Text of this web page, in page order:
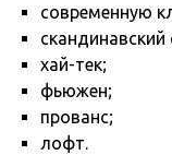
современную
скандинавский
хай-тек;
фьюжен;
прованс;
лофт.